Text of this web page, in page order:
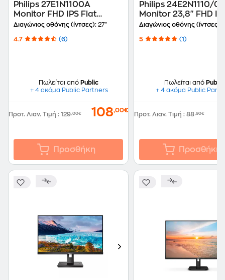
Philips 27E1N1100A
Monitor FHD IPS Flat
120Hz 1ms
Διαγώνιος οθόνης (ίντσες): 27"
4.7 (6)
Πωλείται από Public
+ 4 ακόμα Public Partners
Προτ. Λιαν. Τιμή : 129,00€ 108,00€
Προσθήκη
Philips 24E2N1110/
Monitor 23,8" FHD
120Hz 4ms
Διαγώνιος οθόνης (ίντσες):
5 (1)
Πωλείται από Public
+ 4 ακόμα Public
Προτ. Λιαν. Τιμή : 88,90€
Προσθήκη